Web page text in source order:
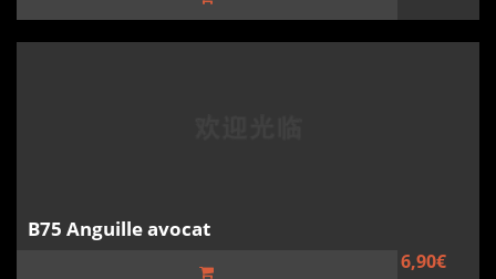
B75 Anguille avocat
6,90€